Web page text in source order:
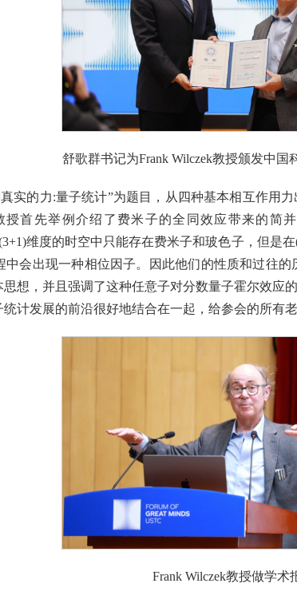
舒歌群书记为Frank Wilczek教授颁发中国
实的力:量子统计”为题目，从四种基本相互作用
授首先举例介绍了费米子的全同效应带来的简
维度的时空中只能存在费米子和玻色子，但是
会出现一种相位因子。因此他们的性质和过往
想，并且强调了这种任意子对分数量子霍尔效应
计发展的前沿很好地结合在一起，给参会的所有
Frank Wilczek教授做学术